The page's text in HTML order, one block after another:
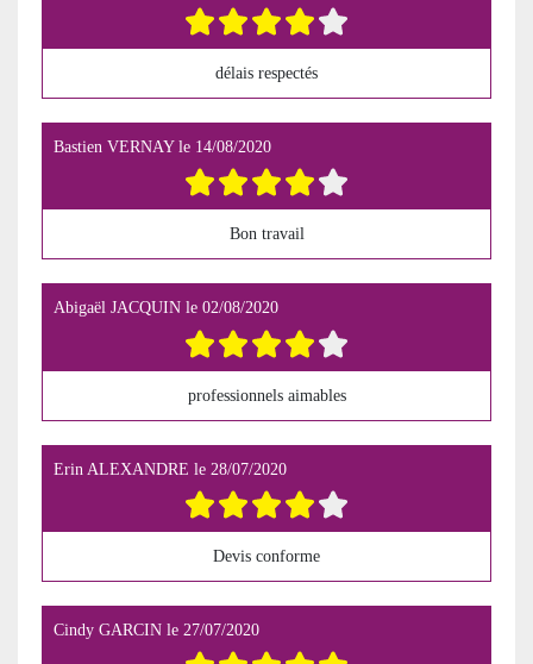
délais respectés
Bastien VERNAYle 14/08/2020
Bon travail
Abigaël JACQUIN le 02/08/2020
professionnels aimables
Erin ALEXANDRE le 28/07/2020
Devis conforme
Cindy GARCIN le 27/07/2020